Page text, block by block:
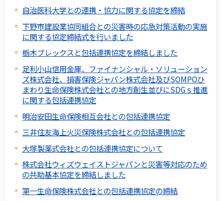
自治医科大学との連携・協力に関する協定を締結
下野市建設業協同組合との災害時の応急対策活動の実施
に関する協定締結式を行いました
栃木ブレックスと包括連携協定を締結しました
足利小山信用金庫、ファイナンシャル・ソリューション
ズ株式会社、損害保険ジャパン株式会社及びSOMPOひ
まわり生命保険株式会社との地方創生並びにSDGｓ推進
に関する包括連携協定
明治安田生命保険相互会社との包括連携協定
三井住友海上火災保険株式会社との包括連携協定
大塚製薬式会社との包括連携協定について
株式会社ウィズウェイストジャパンと災害等対応のため
の共助基本協定を締結しました
第一生命保険株式会社との包括連携協定の締結